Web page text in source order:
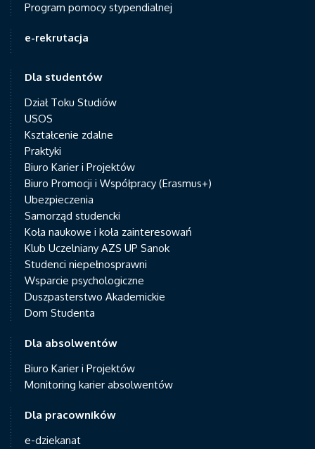
Program pomocy stypendialnej
e-rekrutacja
Dla studentów
Dział Toku Studiów
USOS
Kształcenie zdalne
Praktyki
Biuro Karier i Projektów
Biuro Promocji i Współpracy (Erasmus+)
Ubezpieczenia
Samorząd studencki
Koła naukowe i koła zainteresowań
Klub Uczelniany AZS UP Sanok
Studenci niepełnosprawni
Wsparcie psychologiczne
Duszpasterstwo Akademickie
Dom Studenta
Dla absolwentów
Biuro Karier i Projektów
Monitoring karier absolwentów
Dla pracowników
e-dziekanat